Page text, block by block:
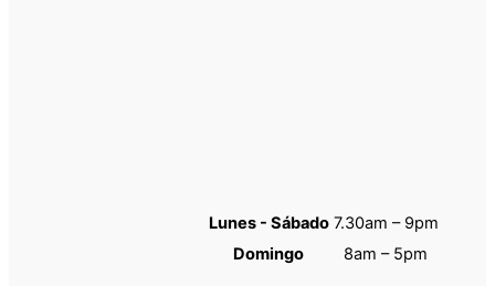
Lunes - Sábado 7.30am – 9pm
Domingo
8am – 5pm